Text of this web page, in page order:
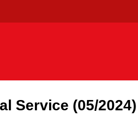
Service (05/2024)